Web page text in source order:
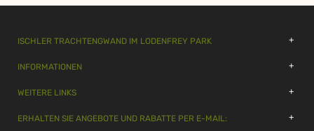
ISCHLER TRACHTENGWAND IM LODENFREY PARK
INFORMATIONEN
WEITERE LINKS
ERHALTEN SIE ANGEBOTE UND RABATTE PER E-MAIL: